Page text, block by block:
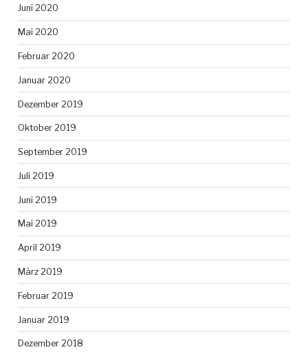
Juni 2020
Mai 2020
Februar 2020
Januar 2020
Dezember 2019
Oktober 2019
September 2019
Juli 2019
Juni 2019
Mai 2019
April 2019
März 2019
Februar 2019
Januar 2019
Dezember 2018